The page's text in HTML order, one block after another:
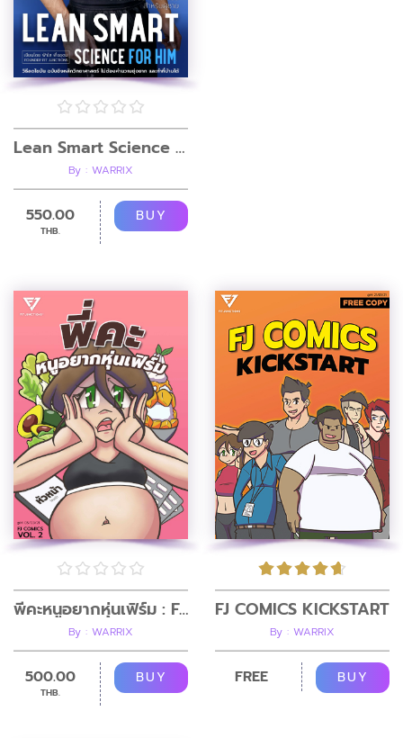
Lean Smart Science For Him
By : WARRIX
550.00
THB.
BUY
พี่คะหนูอยากหุ่นเฟิร์ม : FJ COMIC VOL 2
By : WARRIX
500.00
THB.
BUY
FJ COMICS KICKSTART
By : WARRIX
FREE BUY